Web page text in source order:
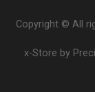
Copyright © All
x-Store by